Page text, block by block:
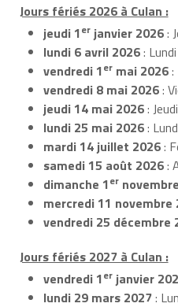
Jours fériés 2026 à Culan :
jeudi 1er janvier 2026:
lundi 6 avril 2026:
vendredi 1er mai 2026:
vendredi 8 mai 2026:
jeudi 14 mai 2026:
lundi 25 mai 2026:
mardi 14 juillet 2026:
samedi 15 août 2026:
dimanche 1er
mercredi 11 novembre
vendredi 25 décembre
Jours fériés 2027 à Culan :
vendredi 1er janvier
lundi 29 mars 2027: